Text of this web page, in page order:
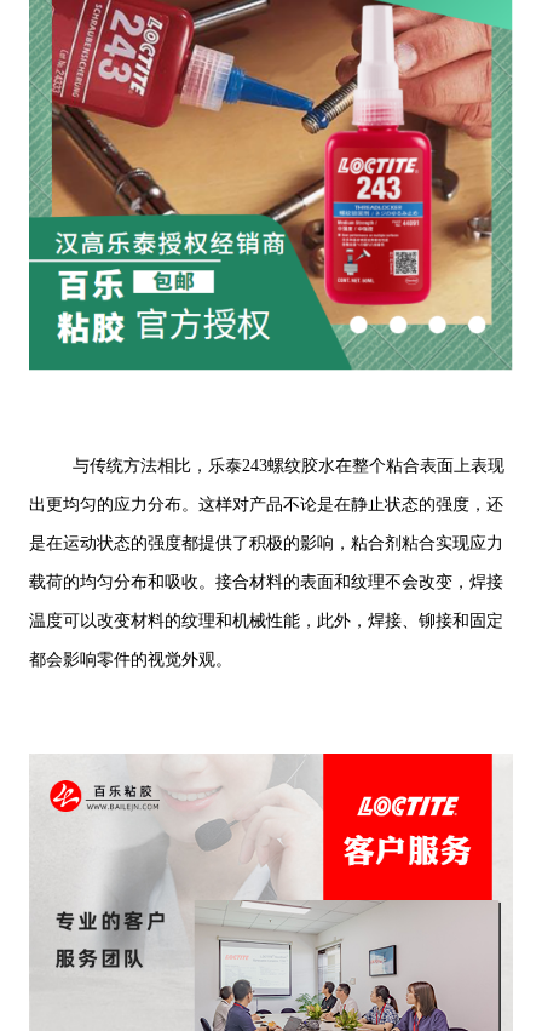
与传统方法相比，乐泰243螺纹胶水在整个粘合表面上表现
出更均匀的应力分布。这样对产品不论是在静止状态的强度，还
是在运动状态的强度都提供了积极的影响，粘合剂粘合实现应力
载荷的均匀分布和吸收。接合材料的表面和纹理不会改变，焊接
温度可以改变材料的纹理和机械性能，此外，焊接、铆接和固定
都会影响零件的视觉外观。